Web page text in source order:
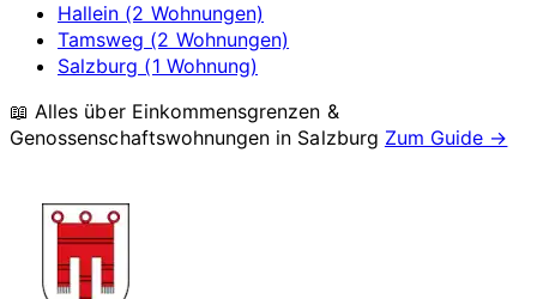
Hallein (2 Wohnungen)
Tamsweg (2 Wohnungen)
Salzburg (1 Wohnung)
📖 Alles über Einkommensgrenzen &
Genossenschaftswohnungen in Salzburg Zum Guide →